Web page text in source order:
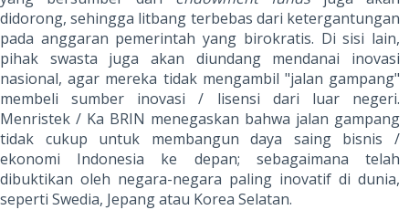
didorong, sehingga litbang terbebas dari ketergantungan
pada anggaran pemerintah yang birokratis. Di sisi lain,
pihak swasta juga akan diundang mendanai inovasi
nasional, agar mereka tidak mengambil "jalan gampang"
membeli sumber inovasi / lisensi dari luar negeri.
Menristek / Ka BRIN menegaskan bahwa jalan gampang
tidak cukup untuk membangun daya saing bisnis /
ekonomi Indonesia ke depan; sebagaimana telah
dibuktikan oleh negara-negara paling inovatif di dunia,
seperti Swedia, Jepang atau Korea Selatan.